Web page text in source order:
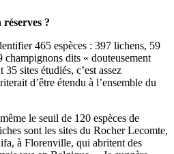
réserves ?
465 espèces : 397 lichens, 59
dits « douteusement
sites étudiés, c’est assez
d’être étendu à l’ensemble du
le seuil de 120 espèces de
sont les sites du Rocher Lecomte,
à Florenville, qui abritent des